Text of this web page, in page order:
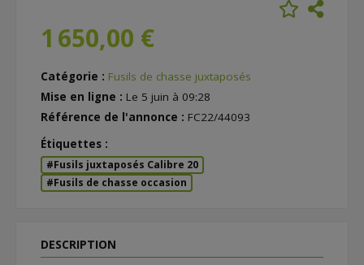
1 650,00 €
Catégorie : Fusils de chasse juxtaposés
Mise en ligne : Le 5 juin à 09:28
Référence de l'annonce : FC22/44093
Étiquettes :
#Fusils juxtaposés Calibre 20
#Fusils de chasse occasion
DESCRIPTION